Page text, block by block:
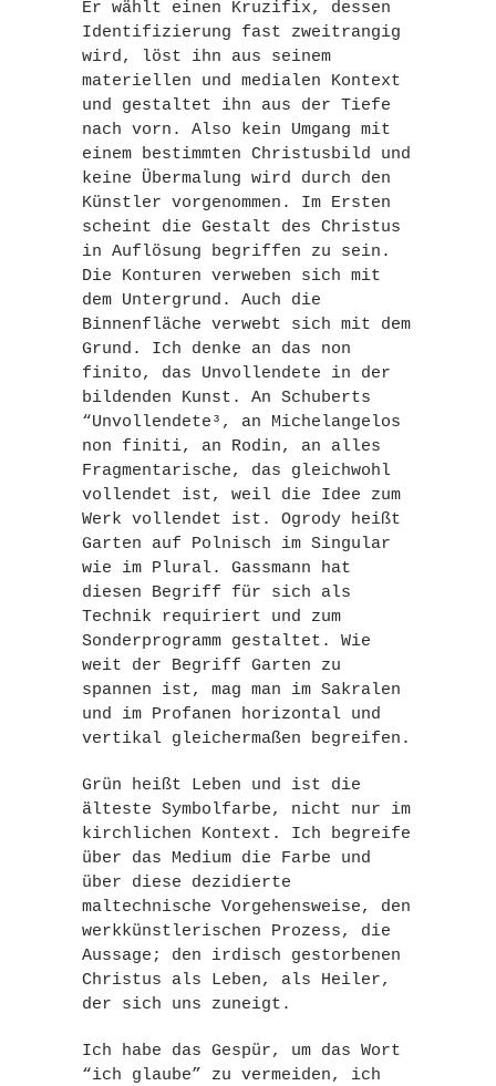
Er wählt einen Kruzifix, dessen
Identifizierung fast zweitrangig
wird, löst ihn aus seinem
materiellen und medialen Kontext
und gestaltet ihn aus der Tiefe
nach vorn. Also kein Umgang mit
einem bestimmten Christusbild und
keine Übermalung wird durch den
Künstler vorgenommen. Im Ersten
scheint die Gestalt des Christus
in Auflösung begriffen zu sein.
Die Konturen verweben sich mit
dem Untergrund. Auch die
Binnenfläche verwebt sich mit dem
Grund. Ich denke an das non
finito, das Unvollendete in der
bildenden Kunst. An Schuberts
“Unvollendete³, an Michelangelos
non finiti, an Rodin, an alles
Fragmentarische, das gleichwohl
vollendet ist, weil die Idee zum
Werk vollendet ist. Ogrody heißt
Garten auf Polnisch im Singular
wie im Plural. Gassmann hat
diesen Begriff für sich als
Technik requiriert und zum
Sonderprogramm gestaltet. Wie
weit der Begriff Garten zu
spannen ist, mag man im Sakralen
und im Profanen horizontal und
vertikal gleichermaßen begreifen.
Grün heißt Leben und ist die
älteste Symbolfarbe, nicht nur im
kirchlichen Kontext. Ich begreife
über das Medium die Farbe und
über diese dezidierte
maltechnische Vorgehensweise, den
werkkünstlerischen Prozess, die
Aussage; den irdisch gestorbenen
Christus als Leben, als Heiler,
der sich uns zuneigt.
Ich habe das Gespür, um das Wort
“ich glaube” zu vermeiden, ich